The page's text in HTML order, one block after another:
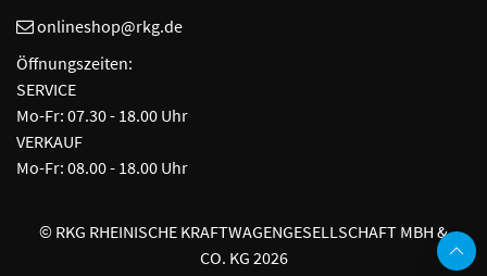
onlineshop@rkg.de
Öffnungszeiten:
SERVICE
Mo-Fr: 07.30 - 18.00 Uhr
VERKAUF
Mo-Fr: 08.00 - 18.00 Uhr
© RKG RHEINISCHE KRAFTWAGENGESELLSCHAFT MBH &
CO. KG 2026